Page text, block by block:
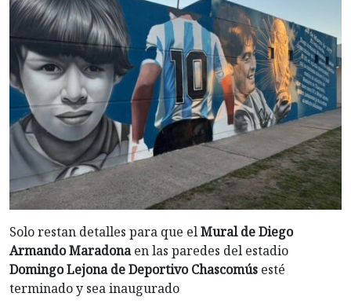
Solo restan detalles para que elMural de Diego
Armando Maradonaen las paredes del estadio
Domingo Lejona de Deportivo Chascomús esté
terminado y sea inaugurado